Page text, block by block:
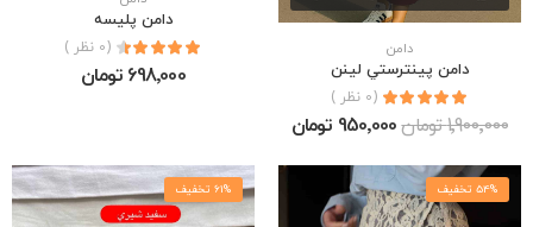
دامن
دامن پينترستي لينن
(0 نظر )
1٬900٬000 تومان 950٬000 تومان
دامن پليسه
(0 نظر )
698٬000 تومان
54% تخفیف 61% تخفیف